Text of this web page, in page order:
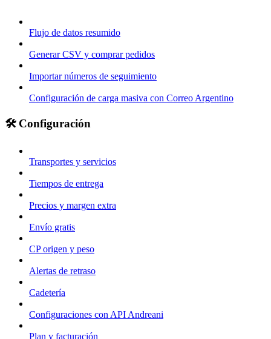
Flujo de datos resumido
Generar CSV y comprar pedidos
Importar números de seguimiento
Configuración de carga masiva con Correo Argentino
🛠️ Configuración
Transportes y servicios
Tiempos de entrega
Precios y margen extra
Envío gratis
CP origen y peso
Alertas de retraso
Cadetería
Configuraciones con API Andreani
Plan y facturación